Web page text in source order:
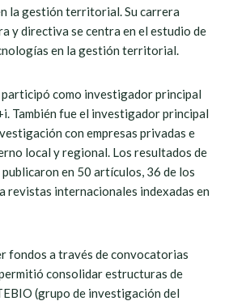
la gestión territorial. Su carrera
y directiva se centra en el estudio de
en la gestión territorial.
como investigador principal
También fue el investigador principal
con empresas privadas e
local y regional. Los resultados de
en 50 artículos, 36 de los
revistas internacionales indexadas en
fondos a través de convocatorias
consolidar estructuras de
(grupo de investigación del